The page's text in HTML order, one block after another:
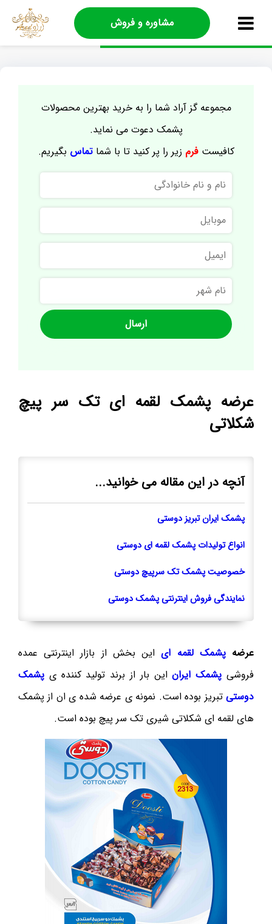
مشاوره و فروش
مجموعه گز آراد شما را به خرید بهترین محصولات
پشمک دعوت می نماید.
کافیستفرم زیر را پر کنید تا با شماتماس بگیریم.
نام
و
نام
خانوادگی
موبایل
ایمیل
نام
شهر
عرضه پشمک لقمه ای تک سر پیچ
شکلاتی
آنچه در این مقاله می خوانید...
پشمک ایران تبریز دوستی
انواع تولیدات پشمک لقمه ای دوستی
خصوصیت پشمک تک سرپیچ دوستی
نمایندگی فروش اینترنتی پشمک دوستی
عرضهپشمک لقمه ایاین بخش از بازار اینترنتی عمده
فروشی پشمک ایراناین بار از برند تولید کننده ی پشمک
دوستی تبریز بوده است. نمونه ی عرضه شده ی ان از پشمک
های لقمه ای شکلاتی شیری تک سر پیچ بوده است.